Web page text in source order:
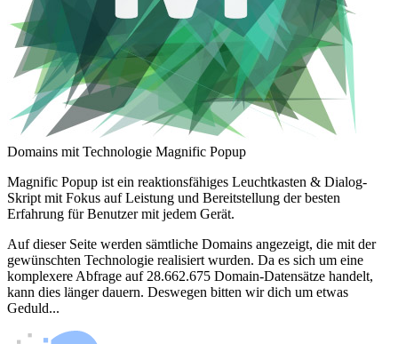
Domains mit Technologie Magnific Popup
Magnific Popup ist ein reaktionsfähiges Leuchtkasten & Dialog-
Skript mit Fokus auf Leistung und Bereitstellung der besten
Erfahrung für Benutzer mit jedem Gerät.
Auf dieser Seite werden sämtliche Domains angezeigt, die mit der
gewünschten Technologie realisiert wurden. Da es sich um eine
komplexere Abfrage auf 28.662.675 Domain-Datensätze handelt,
kann dies länger dauern. Deswegen bitten wir dich um etwas
Geduld...